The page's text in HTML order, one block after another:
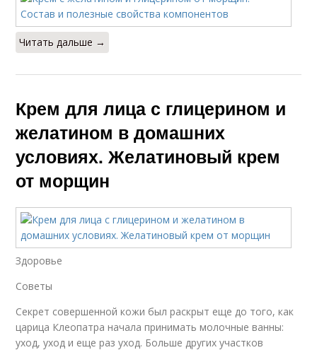
Читать дальше →
Крем для лица с глицерином и
желатином в домашних
условиях. Желатиновый крем
от морщин
Здоровье
Советы
Секрет совершенной кожи был раскрыт еще до того, как
царица Клеопатра начала принимать молочные ванны:
уход, уход и еще раз уход. Больше других участков